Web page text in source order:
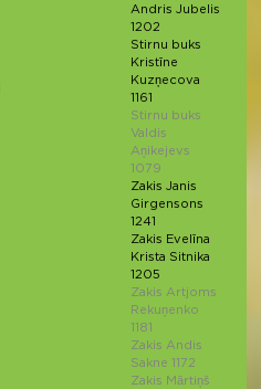
Andris Jubelis
1202
Stirnu buks
Kristīne
Kuzņecova
1161
Stirnu buks
Valdis
Aņikejevs
1079
Zakis Janis
Girgensons
1241
Zakis Evelīna
Krista Sitnika
1205
Zakis Artjoms
Rekuņenko
1181
Zakis Andis
Sakne 1172
Zakis Mārtiņš